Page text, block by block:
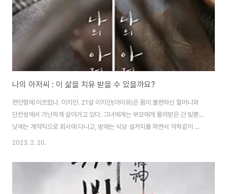
나의 아저씨 : 이 삶을 치유 받을 수 있을까요?
편안함에 이르렀나. 이지안. 21살 이지안(아이유)은 몸이 불편하신 할머니와
단칸방에서 가난하게 살아가고 있다. 그녀에게는 부모에게 물려받은 건 빚뿐...
낮에는 계약직으로 회사에 다니고, 밤에는 식당 설거지를 하면서 악착같이 살
아간다. 매일 집 앞에 찾아오는 이광일(장기용) 사채 업자인 그에게 지안은 매
력을 당하다가 지안이 칼로 광일의 아버지를 죽이게 되었고, 광일은 이런 지안
에게 매일 찾아와 폭력과 함께 돈을 받아 간다. 최동훈(이션균)은 건설회사 만
년 과장이다. 동훈의 인생에는 동훈이 없다. 가족들 챙기기만 바쁜 동훈. 어느
2023. 2. 20.